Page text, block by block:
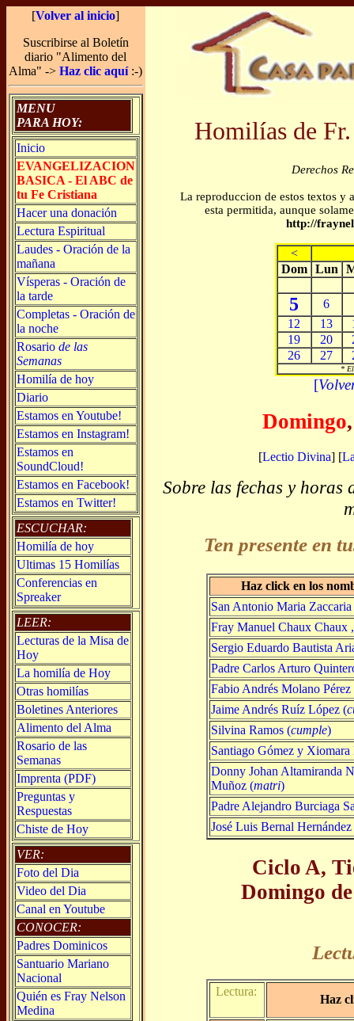
[Volver al inicio]
Suscribirse al Boletín
diario "Alimento del
Alma" ->Haz clic aquí:-)
MENU
PARA HOY:
Inicio
EVANGELIZACION
BASICA - El ABC de
tu Fe Cristiana
Hacer una donación
Lectura Espiritual
Laudes - Oración de la
mañana
Vísperas - Oración de
la tarde
Completas - Oración de
la noche
Rosario de las
Semanas
Homilía de hoy
Diario
Estamos en Youtube!
Estamos en Instagram!
Estamos en
SoundCloud!
Estamos en Facebook!
Estamos en Twitter!
ESCUCHAR:
Homilía de hoy
Ultimas 15 Homilías
Conferencias en
Spreaker
LEER:
Lecturas de la Misa de
Hoy
La homilía de Hoy
Otras homilías
Boletines Anteriores
Alimento del Alma
Rosario de las
Semanas
Imprenta (PDF)
Preguntas y
Respuestas
Chiste de Hoy
VER:
Foto del Dia
Video del Dia
Canal en Youtube
CONOCER:
Padres Dominicos
Santuario Mariano
Nacional
Quién es Fray Nelson
Medina
Homilías de
Derechos
La reproduccion de estos textos y
esta permitida, aunque
http://
<
Dom Lun
5
6
12
13
19
20
26
27
*
[
Domingo
[Lectio Divina] [
Sobre las fechas y horas
Ten presente en
Haz click en los
San Antonio Maria
Fray Manuel Chaux Chaux
Sergio Eduardo Bautista
Padre Carlos Arturo
Fabio Andrés Molano Pérez
Jaime Andrés Ruíz López (
Silvina Ramos (cumple)
Santiago Gómez y Xiomara
Donny Johan Altamiranda
Muñoz (matri)
Padre Alejandro Burciaga
José Luis Bernal
Ciclo A,
Domingo
Lectura:
Haz